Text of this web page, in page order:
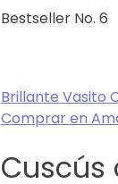
Bestseller No. 6
Brillante Vasito
Comprar en
Cuscús